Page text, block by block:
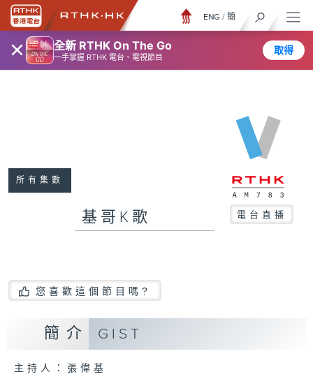
× 全新 RTHK On The Go
一手掌握 RTHK 電台、電視節目
取得
ENG / 簡
所有集數
基哥K歌 電台直播
您喜歡這個節目嗎?
簡介 GIST
主持人：張偉基